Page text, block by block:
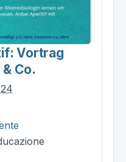
Vortrag
Co.